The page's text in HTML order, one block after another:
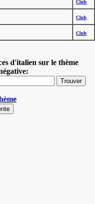
Club
Club
Club
d'italien sur le thème